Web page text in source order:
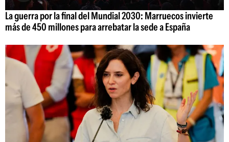
La guerra por la final del Mundial 2030: Marruecos invierte
más de 450 millones para arrebatar la sede a España